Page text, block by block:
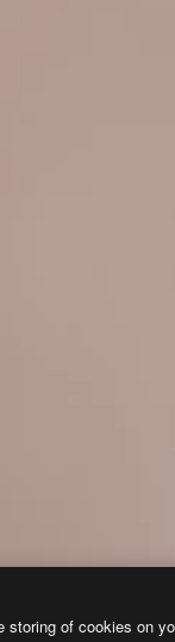
storing of cookies on